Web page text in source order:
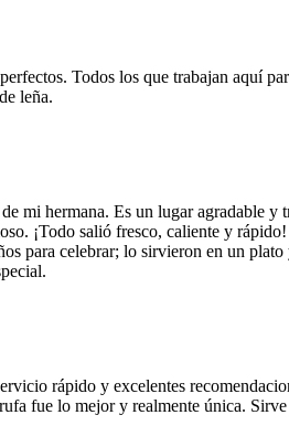
Todos los que trabajan aquí
leña.
mi hermana. Es un lugar agradable
¡Todo salió fresco, caliente y
para celebrar; lo sirvieron en un
rápido y excelentes
fue lo mejor y realmente única.